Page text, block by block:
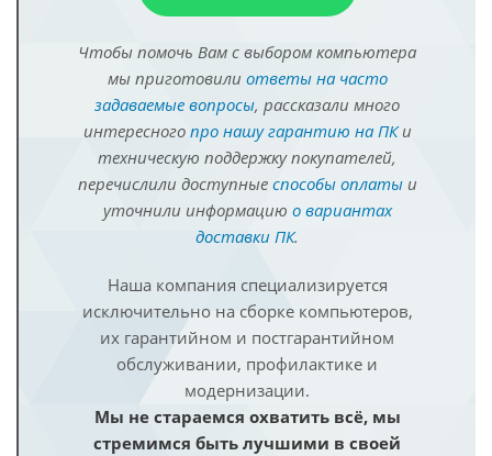
Чтобы помочь Вам с выбором компьютера
мы приготовили ответы на часто
задаваемые вопросы, рассказали много
интересного про нашу гарантию на ПКи
техническую поддержку покупателей,
перечислили доступные способы оплатыи
уточнили информацию о вариантах
доставки ПК.
Наша компания специализируется
исключительно на сборке компьютеров,
их гарантийном и постгарантийном
обслуживании, профилактике и
модернизации.
Мы не стараемся охватить всё, мы
стремимся быть лучшими в своей